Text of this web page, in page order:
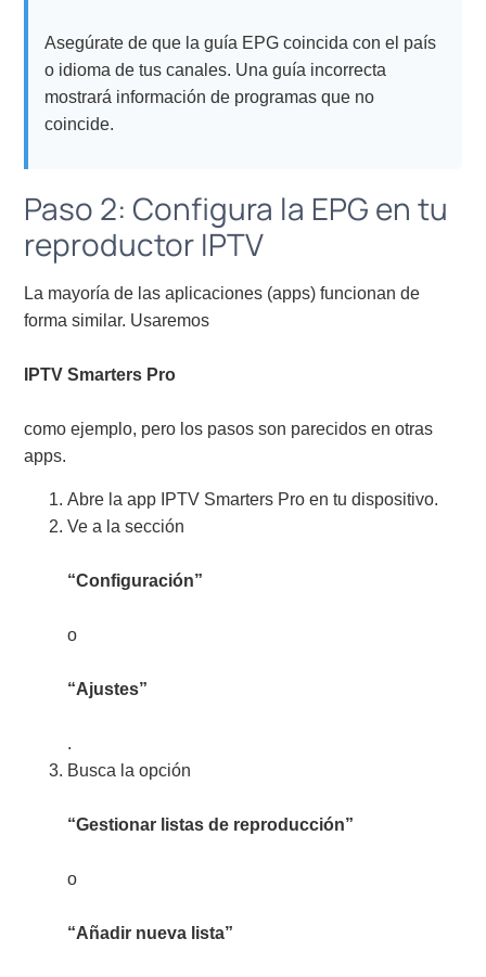
Asegúrate de que la guía EPG coincida con el país
o idioma de tus canales. Una guía incorrecta
mostrará información de programas que no
coincide.
Paso 2: Configura la EPG en tu
reproductor IPTV
La mayoría de las aplicaciones (apps) funcionan de
forma similar. Usaremos
IPTV Smarters Pro
como ejemplo, pero los pasos son parecidos en otras
apps.
Abre la app IPTV Smarters Pro en tu dispositivo.
Ve a la sección
“Configuración”
o
“Ajustes”
.
Busca la opción
“Gestionar listas de reproducción”
o
“Añadir nueva lista”